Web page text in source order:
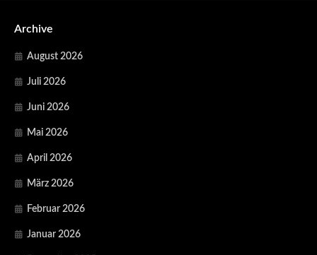
Archive
August 2026
Juli 2026
Juni 2026
Mai 2026
April 2026
März 2026
Februar 2026
Januar 2026